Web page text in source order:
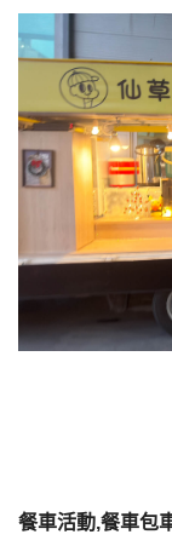
餐車活動,餐車包